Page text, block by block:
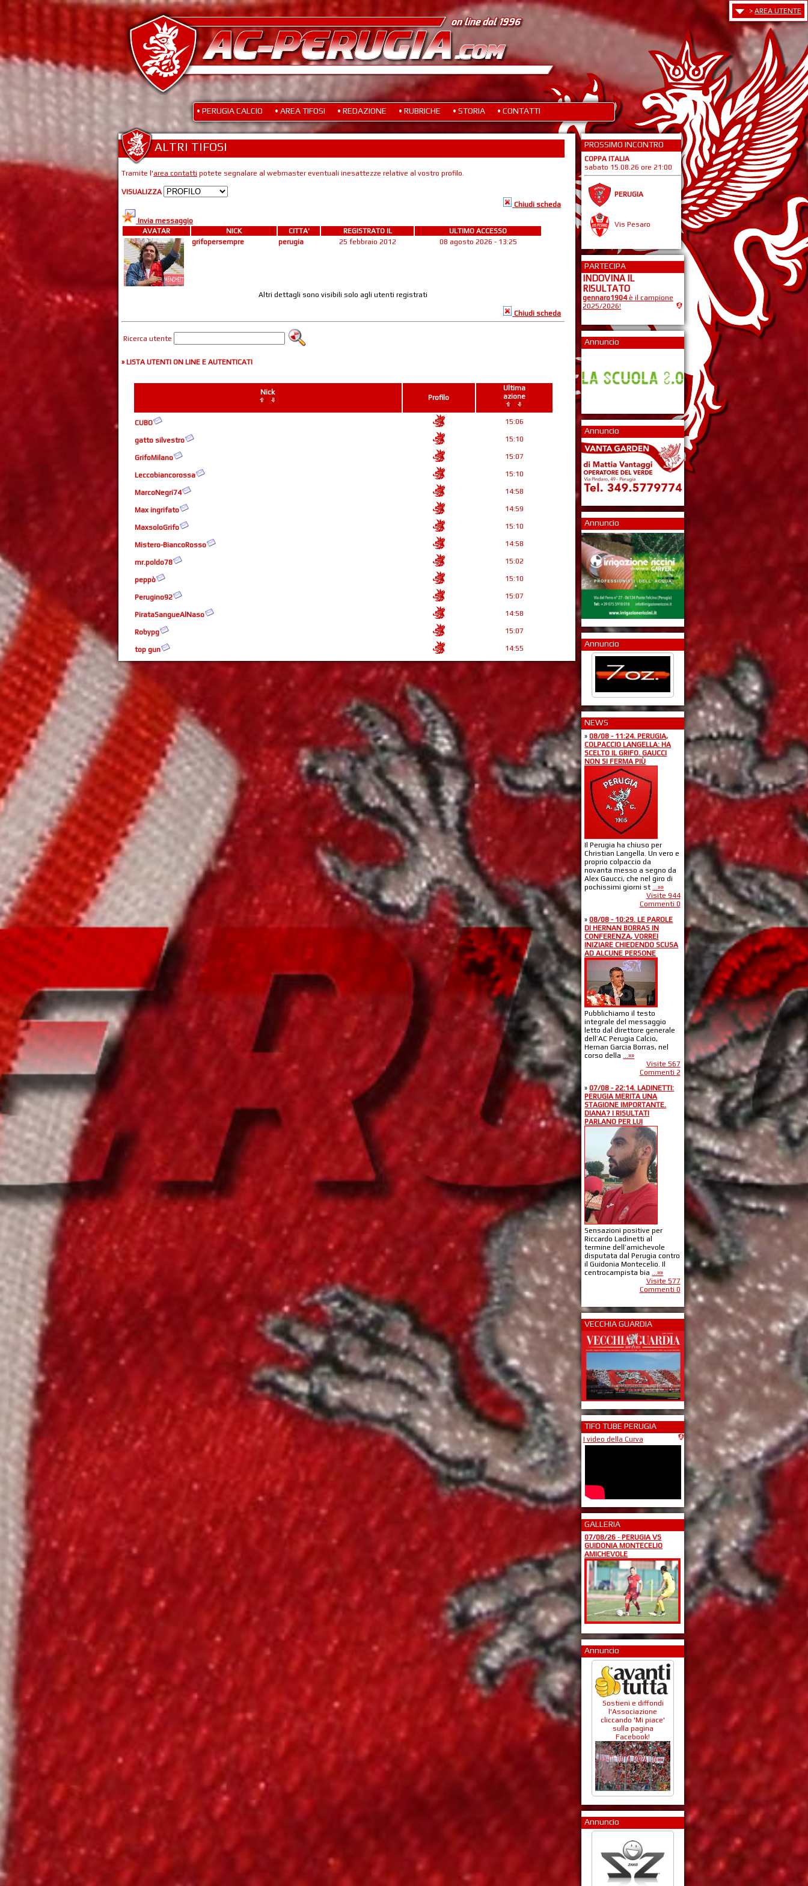
> AREA UTENTE
• PERUGIA CALCIO • AREA TIFOSI • REDAZIONE • RUBRICHE • STORIA • CONTATTI
ALTRI TIFOSI
Tramite l'area contatti potete segnalare al webmaster eventuali inesattezze relative al vostro profilo.
VISUALIZZA
Chiudi scheda
Invia messaggio
AVATAR
NICK CITTA' REGISTRATO IL
ULTIMO ACCESSO
grifopersempre
perugia 25 febbraio 2012 08 agosto 2026 - 13:25
Altri dettagli sono visibili solo agli utenti registrati
Chiudi scheda
Ricerca utente
» LISTA UTENTI ON LINE E AUTENTICATI
Nick
Profilo
Ultima
azione
CUBO 15:06
gatto silvestro 15:10
GrifoMilano 15:07
Leccobiancorossa 15:10
MarcoNegri74 14:58
Max ingrifato 14:59
MaxsoloGrifo 15:10
Mistero-BiancoRosso 14:58
mr.poldo78 15:02
peppò 15:10
Perugino92 15:07
PirataSangueAlNaso 14:58
Robypg 15:07
top gun 14:55
PROSSIMO INCONTRO
COPPA ITALIA
sabato 15.08.26 ore 21:00
PERUGIA
Vis Pesaro
PARTECIPA
INDOVINA IL
RISULTATO
gennaro1904è il campione
2025/2026!
Annuncio
Annuncio
Annuncio
Annuncio
NEWS
»08/08 - 11:24. PERUGIA,
COLPACCIO LANGELLA: HA
SCELTO IL GRIFO. GAUCCI
NON SI FERMA PIÙ
Il Perugia ha chiuso per
Christian Langella. Un vero e
proprio colpaccio da
novanta messo a segno da
Alex Gaucci, che nel giro di
pochissimi giorni st
...»»
Visite 944
Commenti 0
»08/08 - 10:29. LE PAROLE
DI HERNAN BORRAS IN
CONFERENZA, VORREI
INIZIARE CHIEDENDO SCUSA
AD ALCUNE PERSONE
Pubblichiamo il testo
integrale del messaggio
letto dal direttore generale
dell’AC Perugia Calcio,
Hernan Garcia Borras, nel
corso della
...»»
Visite 567
Commenti 2
»07/08 - 22:14. LADINETTI:
PERUGIA MERITA UNA
STAGIONE IMPORTANTE.
DIANA? I RISULTATI
PARLANO PER LUI
Sensazioni positive per
Riccardo Ladinetti al
termine dell’amichevole
disputata dal Perugia contro
il Guidonia Montecelio. Il
centrocampista bia
...»»
Visite 577
Commenti 0
VECCHIA GUARDIA
TIFO TUBE PERUGIA
I video della Curva
GALLERIA
07/08/26 - PERUGIA VS
GUIDONIA MONTECELIO
AMICHEVOLE
Annuncio
Sostieni e diffondi
l'Associazione
cliccando 'Mi piace'
sulla pagina
Facebook!
Annuncio